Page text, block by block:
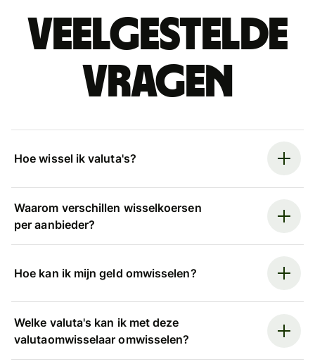
Veelgestelde
vragen
Hoe wissel ik valuta's?
Waarom verschillen wisselkoersen
per aanbieder?
Hoe kan ik mijn geld omwisselen?
Welke valuta's kan ik met deze
valutaomwisselaar omwisselen?